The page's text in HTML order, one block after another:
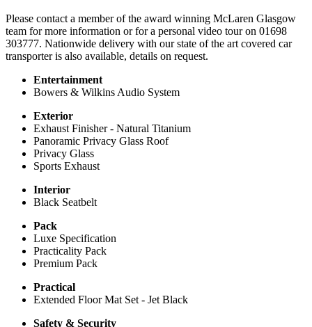
Please contact a member of the award winning McLaren Glasgow
team for more information or for a personal video tour on 01698
303777. Nationwide delivery with our state of the art covered car
transporter is also available, details on request.
Entertainment
Bowers & Wilkins Audio System
Exterior
Exhaust Finisher - Natural Titanium
Panoramic Privacy Glass Roof
Privacy Glass
Sports Exhaust
Interior
Black Seatbelt
Pack
Luxe Specification
Practicality Pack
Premium Pack
Practical
Extended Floor Mat Set - Jet Black
Safety & Security